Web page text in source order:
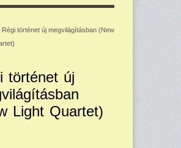
hely
Régi történet új megvilágításban (New
történet új
Light Quartet)